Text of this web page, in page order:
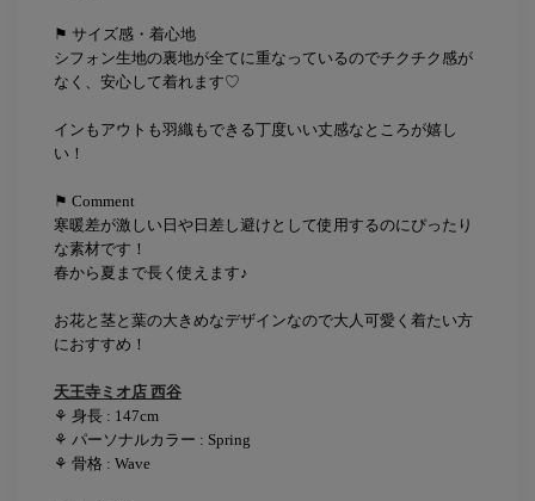
⚑ サイズ感・着心地
シフォン生地の裏地が全てに重なっているのでチクチク感が
なく、安心して着れます♡
インもアウトも羽織もできる丁度いい丈感なところが嬉し
い！
⚑ Comment
寒暖差が激しい日や日差し避けとして使用するのにぴったり
な素材です！
春から夏まで長く使えます♪
お花と茎と葉の大きめなデザインなので大人可愛く着たい方
におすすめ！
天王寺ミオ店 西谷
⚘ 身長 : 147cm
⚘ パーソナルカラー : Spring
⚘ 骨格 : Wave